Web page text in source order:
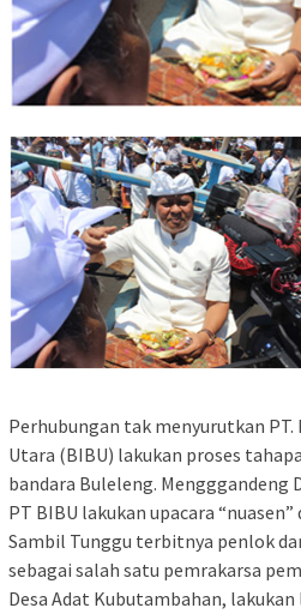
Perhubungan tak menyurutkan
Utara (BIBU) lakukan proses
bandara Buleleng. Mengggandeng
PT BIBU lakukan upacara
Sambil Tunggu terbitnya penlok
sebagai salah satu pemrakarsa
Desa Adat Kubutambahan,